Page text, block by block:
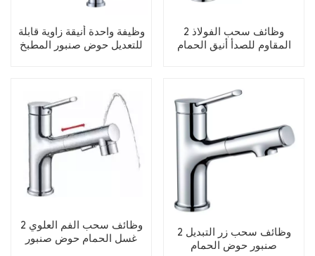
وظيفة واحدة أنيقة زاوية قابلة
للتعديل حوض صنبور المطبخ
2 وظائف سحب الفولاذ
المقاوم للصدأ أنيق الحمام
2 وظائف سحب الفم العلوي
غسل الحمام حوض صنبور
2 وظائف سحب زر التبديل
صنبور حوض الحمام